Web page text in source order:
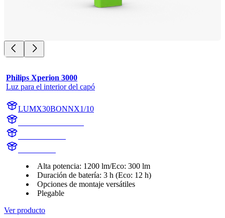
Philips Xperion 3000
Luz para el interior del capó
LUMX30BONNX1/10
Alta potencia: 1200 lm/Eco: 300 lm
Duración de batería: 3 h (Eco: 12 h)
Opciones de montaje versátiles
Plegable
Ver producto